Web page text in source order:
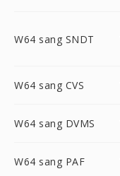
W64 sang SNDT
W64 sang CVS
W64 sang DVMS
W64 sang PAF